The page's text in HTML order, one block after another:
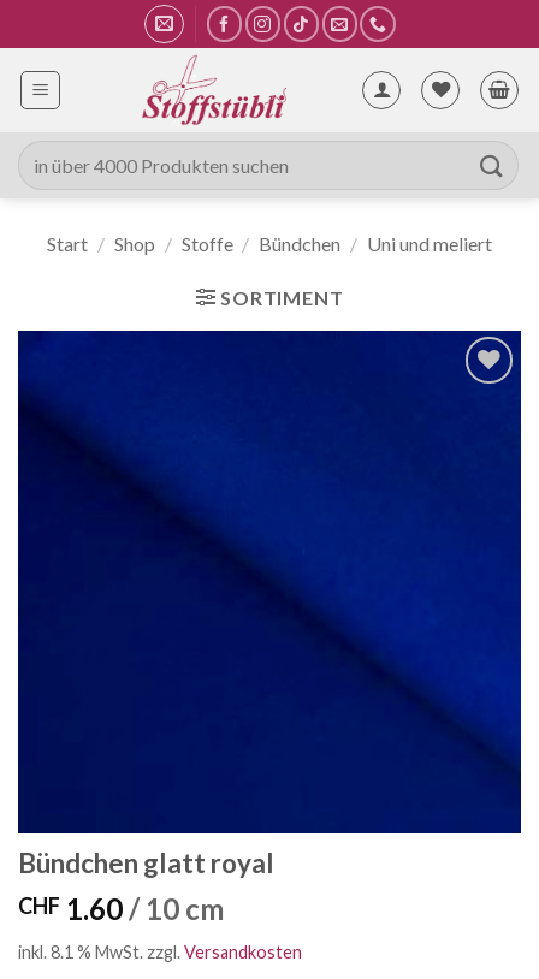
Inhalt
springen
Suche
nach:
Start / Shop / Stoffe / Bündchen / Uni und meliert
SORTIMENT
Bündchen glatt royal
CHF 1.60/ 10 cm
inkl. 8.1 % MwSt. zzgl.Versandkosten